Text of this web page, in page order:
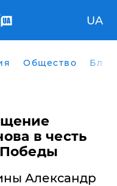
UA
Общество
в честь
Александр